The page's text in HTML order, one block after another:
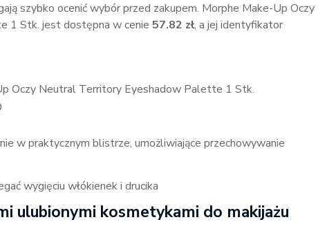
szybko ocenić wybór przed zakupem. Morphe Make-Up Oczy
1 Stk. jest dostępna w cenie 57.82 zł, a jej identyfikator
Oczy Neutral Territory Eyeshadow Palette 1 Stk.
w praktycznym blistrze, umożliwiające przechowywanie
wygięciu włókienek i drucika
ulubionymi kosmetykami do makijażu